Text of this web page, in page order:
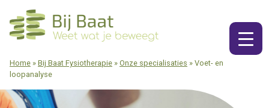
naar
de
Home » Bij Baat Fysiotherapie » Onze specialisaties » Voet- en
loopanalyse